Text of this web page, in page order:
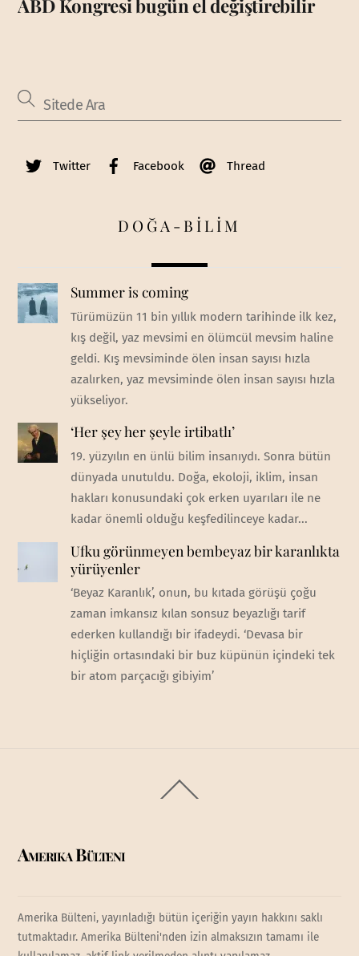
ABD Kongresi bugün el değiştirebilir
Twitter Facebook Thread
DOĞA-BİLİM
Summer is coming
Türümüzün 11 bin yıllık modern tarihinde ilk kez,
kış değil, yaz mevsimi en ölümcül mevsim haline
geldi. Kış mevsiminde ölen insan sayısı hızla
azalırken, yaz mevsiminde ölen insan sayısı hızla
yükseliyor.
‘Her şey her şeyle irtibatlı’
19. yüzyılın en ünlü bilim insanıydı. Sonra bütün
dünyada unutuldu. Doğa, ekoloji, iklim, insan
hakları konusundaki çok erken uyarıları ile ne
kadar önemli olduğu keşfedilinceye kadar...
Ufku görünmeyen bembeyaz bir karanlıkta
yürüyenler
‘Beyaz Karanlık’, onun, bu kıtada görüşü çoğu
zaman imkansız kılan sonsuz beyazlığı tarif
ederken kullandığı bir ifadeydi. ‘Devasa bir
hiçliğin ortasındaki bir buz küpünün içindeki tek
bir atom parçacığı gibiyim’
To
Amerika Bülteni
Amerika Bülteni, yayınladığı bütün içeriğin yayın hakkını saklı
tutmaktadır. Amerika Bülteni'nden izin almaksızın tamamı ile